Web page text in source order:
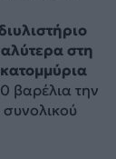
στη
βαρέλια την